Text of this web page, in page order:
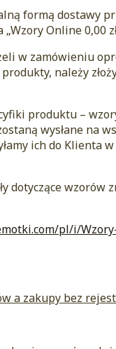
formą dostawy
Online 0,00
w zamówieniu
należy
produktu –
wysłane na
ich do Klienta
dotyczące wzorów
pl/i/
a zakupy bez